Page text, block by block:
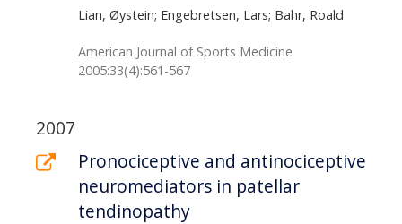
Lian, Øystein; Engebretsen, Lars; Bahr, Roald
American Journal of Sports Medicine
2005:33(4):561-567
2007
Pronociceptive and antinociceptive
neuromediators in patellar
tendinopathy